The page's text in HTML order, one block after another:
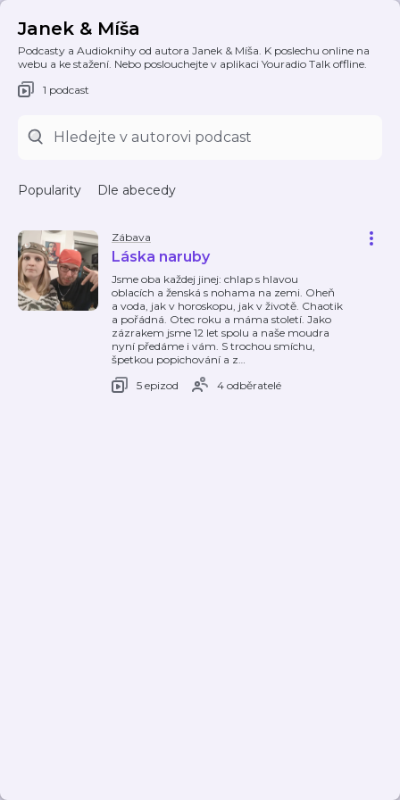
Janek & Míša
Podcasty a Audioknihy od autora Janek & Míša. K poslechu online na
webu a ke stažení. Nebo poslouchejte v aplikaci Youradio Talk offline.
1 podcast
Popularity Dle abecedy
Zábava
Láska naruby
Jsme oba každej jinej: chlap s hlavou
oblacích a ženská s nohama na zemi. Oheň
a voda, jak v horoskopu, jak v životě. Chaotik
a pořádná. Otec roku a máma století. Jako
zázrakem jsme 12 let spolu a naše moudra
nyní předáme i vám. S trochou smíchu,
špetkou popichování a z…
5 epizod
4 odběratelé